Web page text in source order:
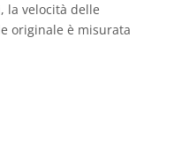
la velocità delle
originale è misurata